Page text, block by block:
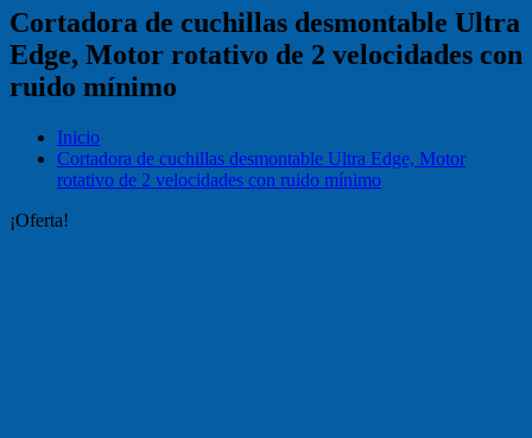
Cortadora de cuchillas desmontable Ultra
Edge, Motor rotativo de 2 velocidades con
ruido mínimo
Inicio
Cortadora de cuchillas desmontable Ultra Edge, Motor
rotativo de 2 velocidades con ruido mínimo
¡Oferta!